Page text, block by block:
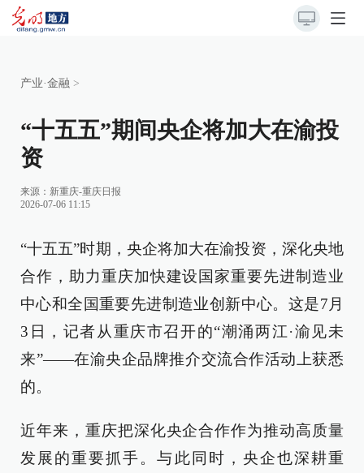
产业·金融 >
“十五五”期间央企将加大在渝投
资
来源： 新重庆-重庆日报
2026-07-06 11:15
“十五五”时期，央企将加大在渝投资，深化央地
合作，助力重庆加快建设国家重要先进制造业
中心和全国重要先进制造业创新中心。这是7月
3日，记者从重庆市召开的“潮涌两江·渝见未
来”——在渝央企品牌推介交流合作活动上获悉
的。
近年来，重庆把深化央企合作作为推动高质量
发展的重要抓手。与此同时，央企也深耕重